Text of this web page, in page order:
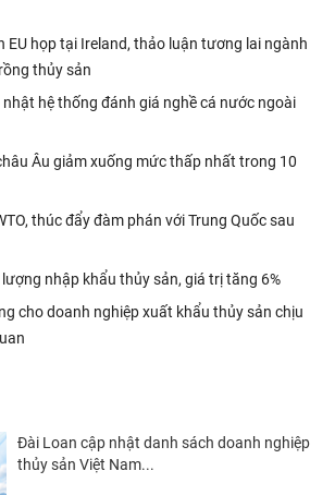
EU họp tại Ireland, thảo luận tương lai ngành
thủy sản
nhật hệ thống đánh giá nghề cá nước ngoài
Âu giảm xuống mức thấp nhất trong 10
thúc đẩy đàm phán với Trung Quốc sau
nhập khẩu thủy sản, giá trị tăng 6%
cho doanh nghiệp xuất khẩu thủy sản chịu
Đài Loan cập nhật danh sách doanh nghiệp
thủy sản Việt Nam...